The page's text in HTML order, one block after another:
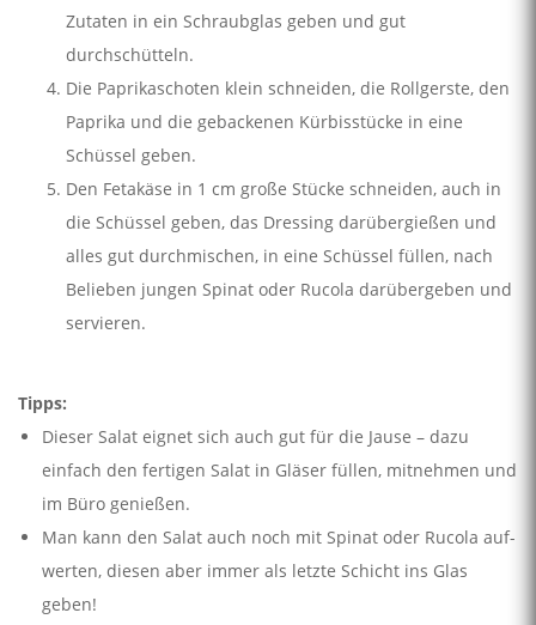
Zutaten in ein Schraubglas geben und gut
durchschütteln.
Die Paprikaschoten klein schneiden, die Rollgerste, den
Paprika und die gebackenen Kürbisstücke in eine
Schüssel geben.
Den Fetakäse in 1 cm große Stücke schneiden, auch in
die Schüssel geben, das Dressing darübergießen und
alles gut durchmischen, in eine Schüssel füllen, nach
Belieben jungen Spinat oder Rucola darübergeben und
servieren.
Tipps:
Dieser Salat eignet sich auch gut für die Jause – dazu
einfach den fertigen Salat in Gläser füllen, mitnehmen und
im Büro genießen.
Man kann den Salat auch noch mit Spinat oder Rucola auf­
werten, diesen aber immer als letzte Schicht ins Glas
geben!